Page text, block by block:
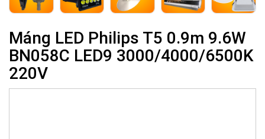
Máng LED Philips T5 0.9m 9.6W
BN058C LED9 3000/4000/6500K
220V